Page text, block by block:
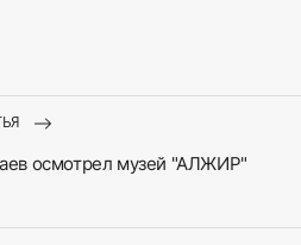
осмотрел музей "АЛЖИР"